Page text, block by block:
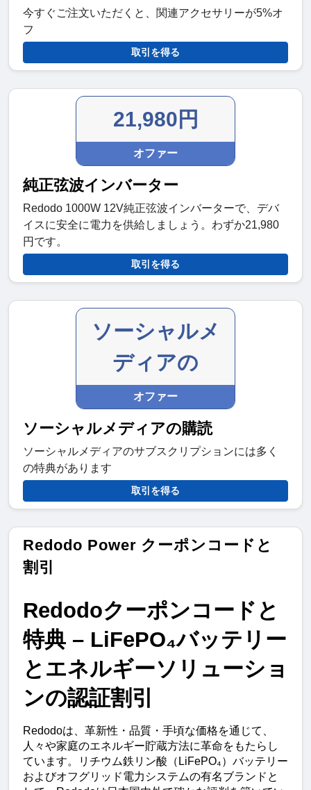
今すぐご注文いただくと、関連アクセサリーが5%オ
フ
取引を得る
21,980円
オファー
純正弦波インバーター
Redodo 1000W 12V純正弦波インバーターで、デバ
イスに安全に電力を供給しましょう。わずか21,980
円です。
取引を得る
ソーシャルメ
ディアの
オファー
ソーシャルメディアの購読
ソーシャルメディアのサブスクリプションには多く
の特典があります
取引を得る
Redodo Power クーポンコードと
割引
Redodoクーポンコードと
特典 – LiFePO₄バッテリー
とエネルギーソリューショ
ンの認証割引
Redodoは、革新性・品質・手頃な価格を通じて、
人々や家庭のエネルギー貯蔵方法に革命をもたらし
ています。リチウム鉄リン酸（LiFePO₄）バッテリー
およびオフグリッド電力システムの有名ブランドと